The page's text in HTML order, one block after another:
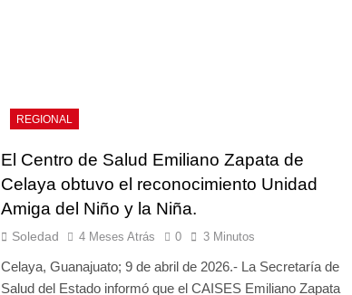
REGIONAL
El Centro de Salud Emiliano Zapata de
Celaya obtuvo el reconocimiento Unidad
Amiga del Niño y la Niña.
Soledad 4 Meses Atrás 0 3 Minutos
Celaya, Guanajuato; 9 de abril de 2026.- La Secretaría de
Salud del Estado informó que el CAISES Emiliano Zapata